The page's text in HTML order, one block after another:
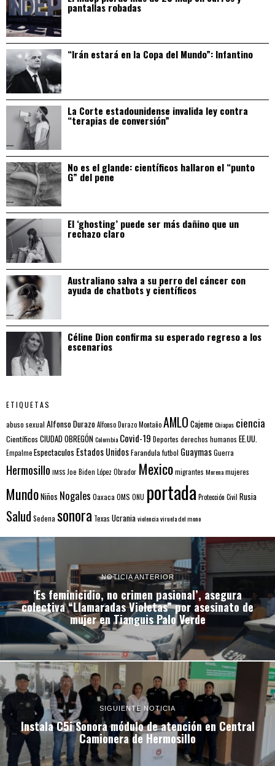
pantallas robadas
“Irán estará en la Copa del Mundo”: Infantino
La Corte estadounidense invalida ley contra
“terapias de conversión”
No es el glande: científicos hallaron el “punto
G” del pene
El ‘ghosting’ puede ser más dañino que un
rechazo claro
Australiano salva a su perro del cáncer con
ayuda de chatbots y científicos
Céline Dion confirma su esperado regreso a los
escenarios
ETIQUETAS
abuso sexual Alfonso DurazoAlfonso Durazo MontañoAMLO CajemeChiapas ciencia
Científicos CIUDAD OBREGÓNColombia Covid-19 Deportes derechos humanos EE.UU.
EmpalmeEspectaculos Estados UnidosFarandula futbol GuaymasGuerra
Hermosillo IMSS Joe Biden López Obrador Mexicomigrantes Morenamujeres
MundoNiños Nogales Oaxaca OMS ONU portada Protección Civil Rusia
Salud Sedena sonora Texas Ucraniaviolenciaviruela del mono
NOTICIA ANTERIOR
‘Es feminicidio, no crimen pasional’, asegura
colectiva “Llamaradas Violetas” por asesinato de
mujer en Tianguis Palo Verde
SIGUIENTE NOTICIA
Instala C5i Sonora módulo de atención en Central
Camionera de Hermosillo